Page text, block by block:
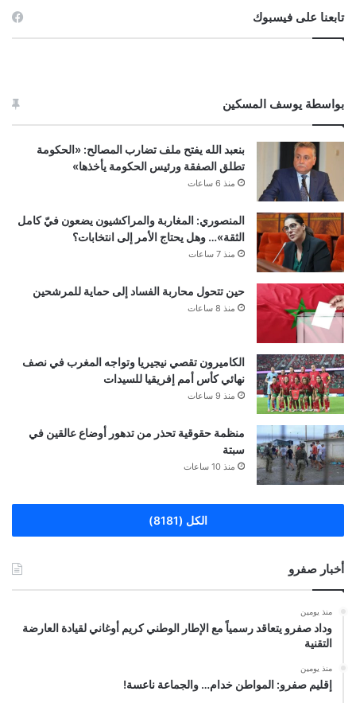
تابعنا على فيسبوك
بواسطة يوسف المسكين
بنعبد الله يفتح ملف تضارب المصالح: «الحكومة
تطلق الصفقة ورئيس الحكومة يأخذها»
منذ 6 ساعات
المنصوري: المغاربة والمراكشيون يضعون فيّ كامل
الثقة»… وهل يحتاج الأمر إلى انتخابات؟
منذ 7 ساعات
حين تتحول محاربة الفساد إلى حماية للمرشحين
منذ 8 ساعات
الكاميرون تقصي نيجيريا وتواجه المغرب في نصف
نهائي كأس أمم إفريقيا للسيدات
منذ 9 ساعات
منظمة حقوقية تحذر من تدهور أوضاع عالقين في
سبتة
منذ 10 ساعات
الكل (8181)
أخبار صفرو
منذ يومين
وداد صفرو يتعاقد رسمياً مع الإطار الوطني كريم أوغاني لقيادة العارضة
التقنية
منذ يومين
إقليم صفرو: المواطن خدام… والجماعة ناعسة!